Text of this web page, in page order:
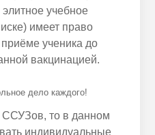
учебное
имеет право
ученика до
вакцинацией.
дело каждого!
ССУЗов, то в данном
индивидуальные